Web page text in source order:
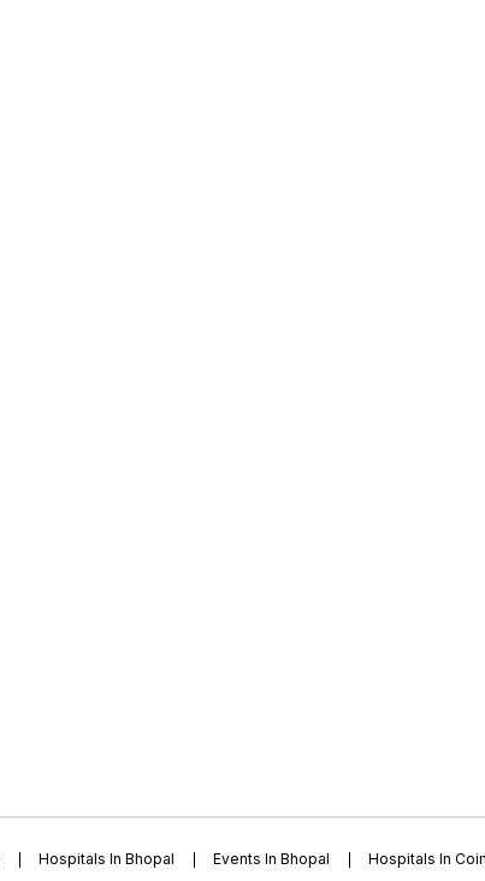
Hospitals In Bhopal Events In Bhopal Hospitals In